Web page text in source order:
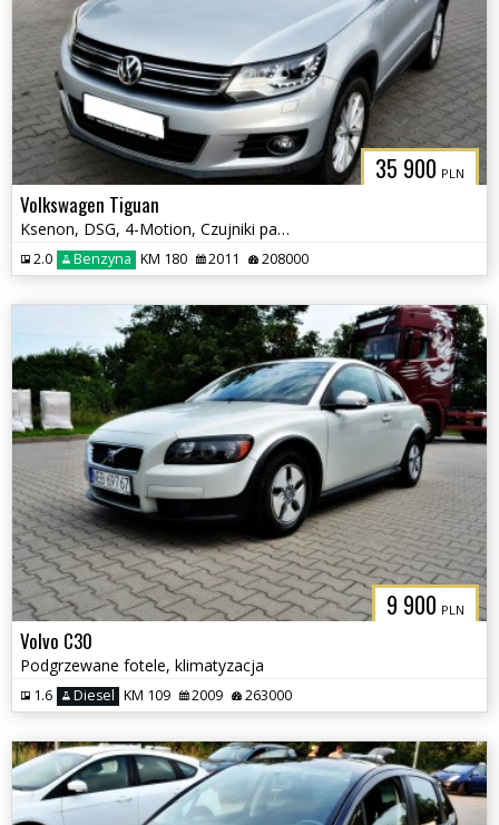
35 900 PLN
Volkswagen Tiguan
Ksenon, DSG, 4-Motion, Czujniki parkowania tył, Klimatyzacja, Hak
2.0 Benzyna KM 180 2011 208000
9 900 PLN
Volvo C30
Podgrzewane fotele, klimatyzacja
1.6 Diesel KM 109 2009 263000